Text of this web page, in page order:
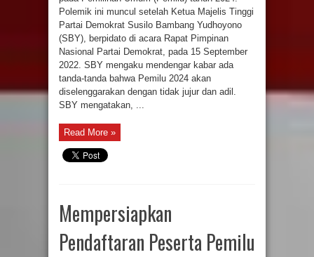
Polemik ini muncul setelah Ketua Majelis Tinggi
Partai Demokrat Susilo Bambang Yudhoyono
(SBY), berpidato di acara Rapat Pimpinan
Nasional Partai Demokrat, pada 15 September
2022. SBY mengaku mendengar kabar ada
tanda-tanda bahwa Pemilu 2024 akan
diselenggarakan dengan tidak jujur dan adil.
SBY mengatakan, ...
Read More »
Mempersiapkan
Pendaftaran Peserta Pemilu